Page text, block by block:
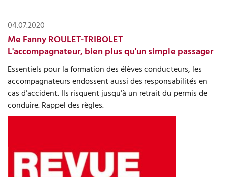
04.07.2020
Me Fanny ROULET-TRIBOLET
L'accompagnateur, bien plus qu'un simple passager
Essentiels pour la formation des élèves conducteurs, les
accompagnateurs endossent aussi des responsabilités en
cas d’accident. Ils risquent jusqu’à un retrait du permis de
conduire. Rappel des règles.